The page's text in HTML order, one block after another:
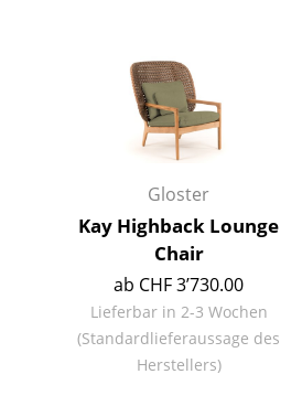
Gloster
Kay Highback Lounge
Chair
ab CHF 3’730.00
Lieferbar in 2-3 Wochen
(Standardlieferaussage des
Herstellers)